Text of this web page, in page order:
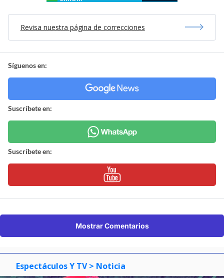
Revisa nuestra página de correcciones
Síguenos en:
Suscríbete en:
Suscríbete en:
Mostrar Comentarios
Espectáculos Y TV > Noticia